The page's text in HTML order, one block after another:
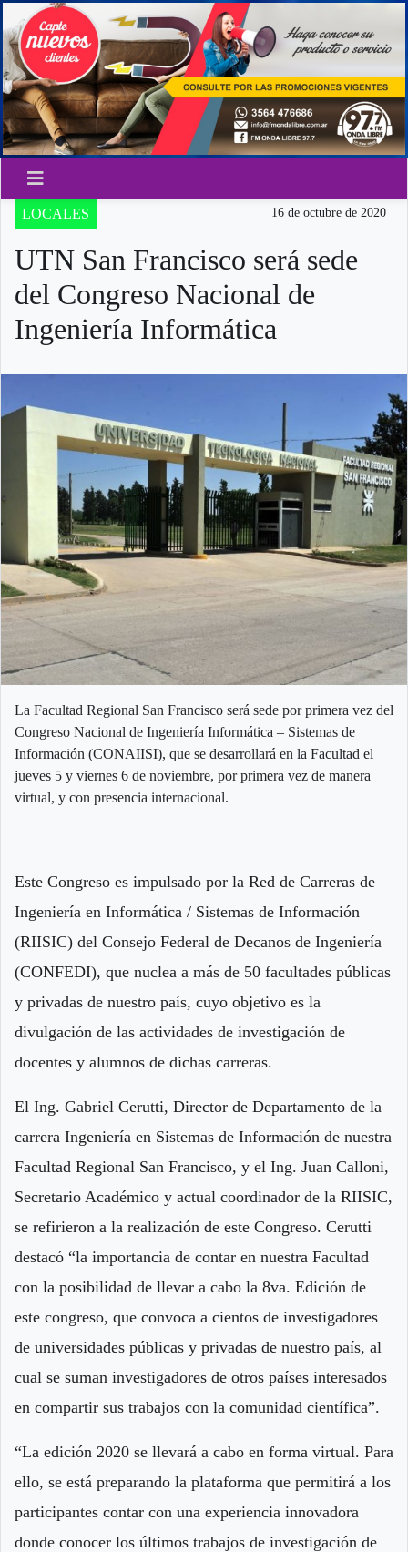
LOCALES 16 de octubre de 2020
UTN San Francisco será sede
del Congreso Nacional de
Ingeniería Informática
La Facultad Regional San Francisco será sede por primera vez del
Congreso Nacional de Ingeniería Informática – Sistemas de
Información (CONAIISI), que se desarrollará en la Facultad el
jueves 5 y viernes 6 de noviembre, por primera vez de manera
virtual, y con presencia internacional.
Este Congreso es impulsado por la Red de Carreras de
Ingeniería en Informática / Sistemas de Información
(RIISIC) del Consejo Federal de Decanos de Ingeniería
(CONFEDI), que nuclea a más de 50 facultades públicas
y privadas de nuestro país, cuyo objetivo es la
divulgación de las actividades de investigación de
docentes y alumnos de dichas carreras.
El Ing. Gabriel Cerutti, Director de Departamento de la
carrera Ingeniería en Sistemas de Información de nuestra
Facultad Regional San Francisco, y el Ing. Juan Calloni,
Secretario Académico y actual coordinador de la RIISIC,
se refirieron a la realización de este Congreso. Cerutti
destacó “la importancia de contar en nuestra Facultad
con la posibilidad de llevar a cabo la 8va. Edición de
este congreso, que convoca a cientos de investigadores
de universidades públicas y privadas de nuestro país, al
cual se suman investigadores de otros países interesados
en compartir sus trabajos con la comunidad científica”.
“La edición 2020 se llevará a cabo en forma virtual. Para
ello, se está preparando la plataforma que permitirá a los
participantes contar con una experiencia innovadora
donde conocer los últimos trabajos de investigación de